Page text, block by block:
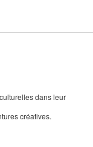
dans leur
créatives.